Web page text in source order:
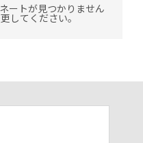
ートが見つかりません
してください。